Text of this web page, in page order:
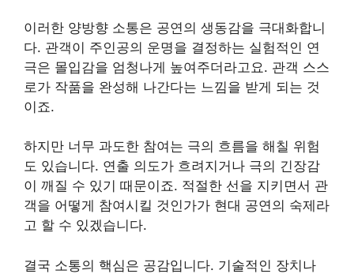
이러한 양방향 소통은 공연의 생동감을 극대화합니
다. 관객이 주인공의 운명을 결정하는 실험적인 연
극은 몰입감을 엄청나게 높여주더라고요. 관객 스스
로가 작품을 완성해 나간다는 느낌을 받게 되는 것
이죠.
하지만 너무 과도한 참여는 극의 흐름을 해칠 위험
도 있습니다. 연출 의도가 흐려지거나 극의 긴장감
이 깨질 수 있기 때문이죠. 적절한 선을 지키면서 관
객을 어떻게 참여시킬 것인가가 현대 공연의 숙제라
고 할 수 있겠습니다.
결국 소통의 핵심은 공감입니다. 기술적인 장치나